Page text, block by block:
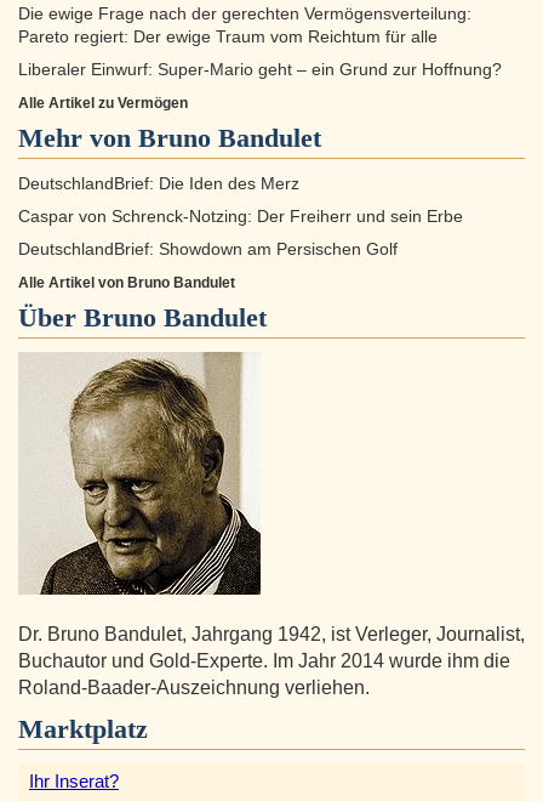
Die ewige Frage nach der gerechten Vermögensverteilung:
Pareto regiert: Der ewige Traum vom Reichtum für alle
Liberaler Einwurf: Super-Mario geht – ein Grund zur Hoffnung?
Alle Artikel zu Vermögen
Mehr von Bruno Bandulet
DeutschlandBrief: Die Iden des Merz
Caspar von Schrenck-Notzing: Der Freiherr und sein Erbe
DeutschlandBrief: Showdown am Persischen Golf
Alle Artikel von Bruno Bandulet
Über Bruno Bandulet
Dr. Bruno Bandulet, Jahrgang 1942, ist Verleger, Journalist,
Buchautor und Gold-Experte. Im Jahr 2014 wurde ihm die
Roland-Baader-Auszeichnung verliehen.
Marktplatz
Ihr Inserat?